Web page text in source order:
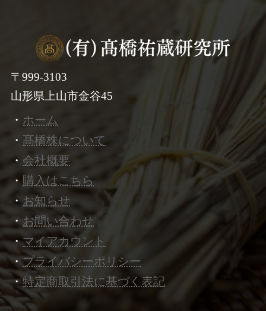
送
〒999-3103
山形県上山市金谷45
・ ホーム
・ 髙橋株について
・ 会社概要
・ 購入はこちら
・ お知らせ
・ お問い合わせ
・マイアカウント
・プライバシーポリシー
・特定商取引法に基づく表記